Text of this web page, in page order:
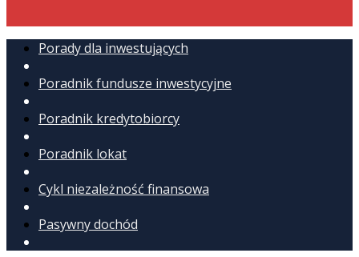
Porady dla inwestujących
Poradnik fundusze inwestycyjne
Poradnik kredytobiorcy
Poradnik lokat
Cykl niezależność finansowa
Pasywny dochód